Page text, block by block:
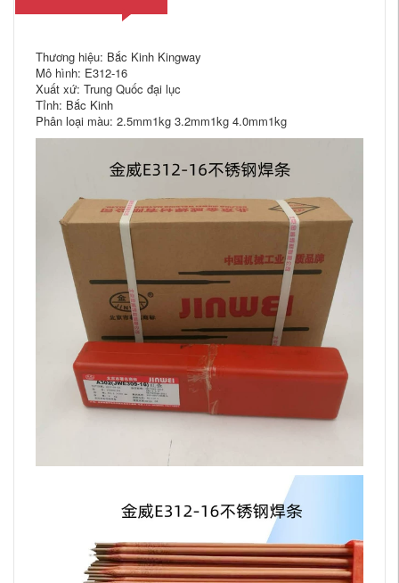
Thương hiệu: Bắc Kinh Kingway
Mô hình: E312-16
Xuất xứ: Trung Quốc đại lục
Tỉnh: Bắc Kinh
Phân loại màu: 2.5mm1kg 3.2mm1kg 4.0mm1kg